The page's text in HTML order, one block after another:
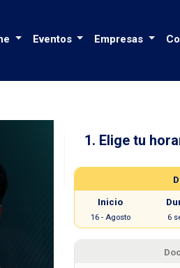
Eventos Empresas
1. Elige tu
Inicio
16 - Agosto 6